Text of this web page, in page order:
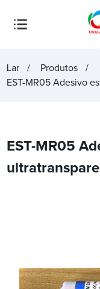
Lar
Produtos
EST-MR05 Adesivo
EST-MR05